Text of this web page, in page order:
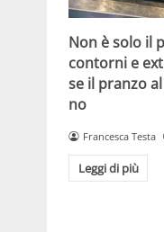
Non è solo il
contorni e
se il pranzo
no
Francesca Testa
Leggi di più